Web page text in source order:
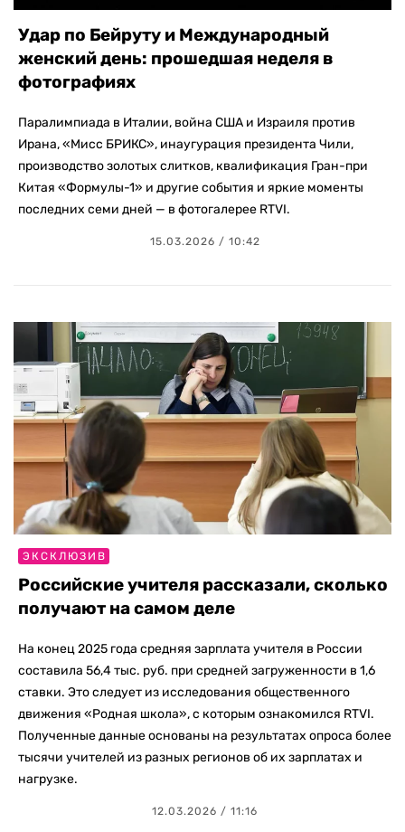
Удар по Бейруту и Международный
женский день: прошедшая неделя в
фотографиях
Паралимпиада в Италии, война США и Израиля против
Ирана, «Мисс БРИКС», инаугурация президента Чили,
производство золотых слитков, квалификация Гран-при
Китая «Формулы-1» и другие события и яркие моменты
последних семи дней — в фотогалерее RTVI.
15.03.2026 / 10:42
ЭКСКЛЮЗИВ
Российские учителя рассказали, сколько
получают на самом деле
На конец 2025 года средняя зарплата учителя в России
составила 56,4 тыс. руб. при средней загруженности в 1,6
ставки. Это следует из исследования общественного
движения «Родная школа», с которым ознакомился RTVI.
Полученные данные основаны на результатах опроса более
тысячи учителей из разных регионов об их зарплатах и
нагрузке.
12.03.2026 / 11:16